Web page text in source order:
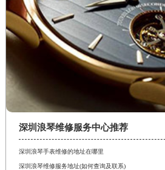
深圳浪琴维修服务中心推荐
深圳浪琴手表维修的地址在哪里
深圳浪琴维修服务地址(如何查询及联系)